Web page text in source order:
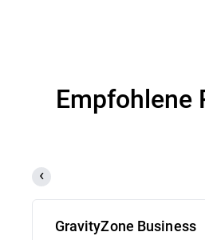
Empfohlene
GravityZone Business